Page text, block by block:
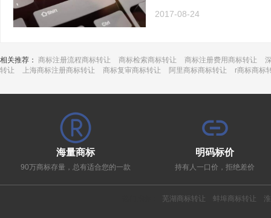
2017-08-24
相关推荐： 商标注册流程商标转让 商标检索商标转让 商标注册费用商标转让
转让
上海商标注册商标转让 商标复审商标转让 阿里商标商标转让 r商标商标
海量商标
90万商标存量，总有适合您的一款
明码标价
持有人一口价，拒绝差价
芜湖商标转让 蚌埠商标转让